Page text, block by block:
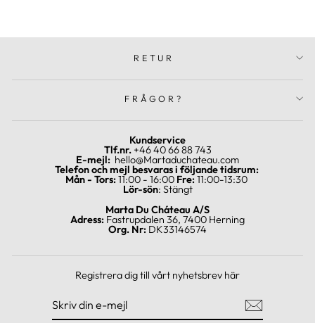
RETUR
FRÅGOR?
Kundservice
Tlf.nr.+46 40 66 88 743
E-mejl: hello@Martaduchateau.com
Telefon och mejl besvaras i följande tidsrum:
Mån - Tors:11:00 - 16:00 Fre:11:00-13:30
Lör-sön: Stängt
Marta Du Cháteau A/S
Adress: Fastrupdalen 36, 7400 Herning
Org. Nr: DK33146574
Registrera dig till vårt nyhetsbrev här